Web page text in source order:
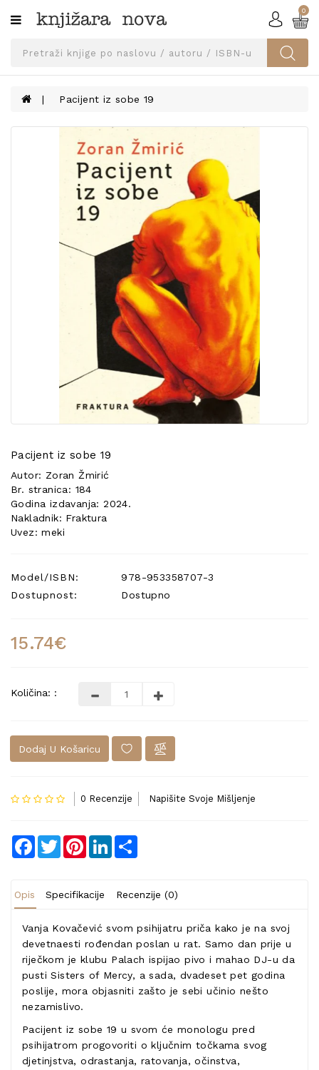
Kategorije
SVEUČILIŠNA
UDŽBENICI
KNJIGE
PRIBOR
0
Pacijent iz sobe 19
Pacijent iz sobe 19
Autor: Zoran Žmirić
Br. stranica: 184
Godina izdavanja: 2024.
Nakladnik: Fraktura
Uvez: meki
Model/ISBN:
978-953358707-3
Dostupnost:
Dostupno
15.74€
Količina: :
Dodaj U Košaricu
0 Recenzije Napišite Svoje Mišljenje
Facebook
TwitterPinterestLinkedIn
Opis Specifikacije Recenzije (0)
Vanja Kovačević svom psihijatru priča kako je na svoj
devetnaesti rođendan poslan u rat. Samo dan prije u
riječkom je klubu Palach ispijao pivo i mahao DJ-u da
pusti Sisters of Mercy, a sada, dvadeset pet godina
poslije, mora objasniti zašto je sebi učinio nešto
nezamislivo.
Pacijent iz sobe 19 u svom će monologu pred
psihijatrom progovoriti o ključnim točkama svog
djetinjstva, odrastanja, ratovanja, očinstva,